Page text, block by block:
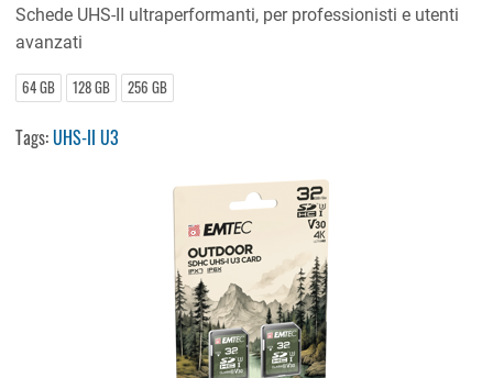
Schede UHS-II ultraperformanti, per professionisti e utenti
avanzati
64 GB 128 GB 256 GB
Tags:UHS-II U3